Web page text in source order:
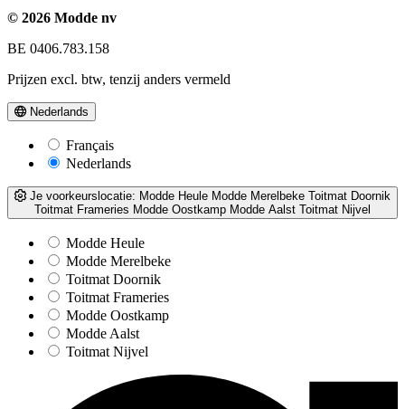
© 2026 Modde nv
BE 0406.783.158
Prijzen excl. btw, tenzij anders vermeld
Nederlands
Français
Nederlands
Je voorkeurslocatie: Modde Heule Modde Merelbeke Toitmat Doornik
Toitmat Frameries Modde Oostkamp Modde Aalst Toitmat Nijvel
Modde Heule
Modde Merelbeke
Toitmat Doornik
Toitmat Frameries
Modde Oostkamp
Modde Aalst
Toitmat Nijvel